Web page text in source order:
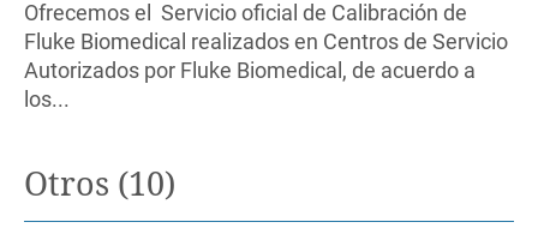
Ofrecemos el Servicio oficial de Calibración de
Fluke Biomedical realizados en Centros de Servicio
Autorizados por Fluke Biomedical, de acuerdo a
los...
Otros (10)